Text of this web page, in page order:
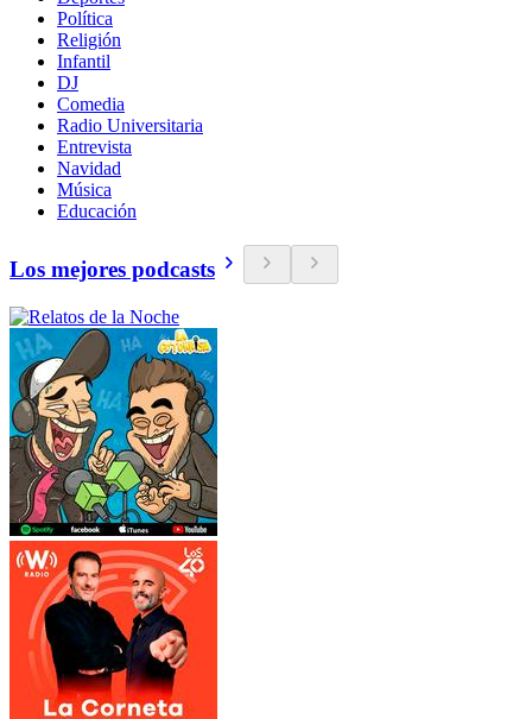
Política
Religión
Infantil
DJ
Comedia
Radio Universitaria
Entrevista
Navidad
Música
Educación
Los mejores podcasts